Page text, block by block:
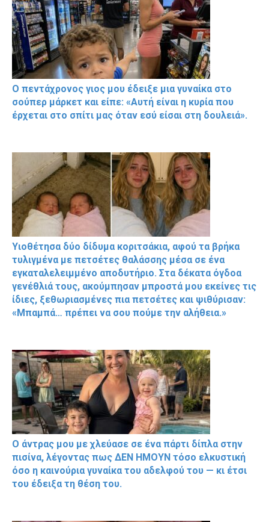
Ο πεντάχρονος γιος μου έδειξε μια γυναίκα στο
σούπερ μάρκετ και είπε: «Αυτή είναι η κυρία που
έρχεται στο σπίτι μας όταν εσύ είσαι στη δουλειά».
Υιοθέτησα δύο δίδυμα κοριτσάκια, αφού τα βρήκα
τυλιγμένα με πετσέτες θαλάσσης μέσα σε ένα
εγκαταλελειμμένο αποδυτήριο. Στα δέκατα όγδοα
γενέθλιά τους, ακούμπησαν μπροστά μου εκείνες τις
ίδιες, ξεθωριασμένες πια πετσέτες και ψιθύρισαν:
«Μπαμπά… πρέπει να σου πούμε την αλήθεια.»
Ο άντρας μου με χλεύασε σε ένα πάρτι δίπλα στην
πισίνα, λέγοντας πως ΔΕΝ ΗΜΟΥΝ τόσο ελκυστική
όσο η καινούρια γυναίκα του αδελφού του — κι έτσι
του έδειξα τη θέση του.